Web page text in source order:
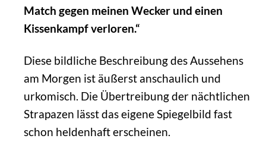
Match gegen meinen Wecker und einen
Kissenkampf verloren.“
Diese bildliche Beschreibung des Aussehens
am Morgen ist äußerst anschaulich und
urkomisch. Die Übertreibung der nächtlichen
Strapazen lässt das eigene Spiegelbild fast
schon heldenhaft erscheinen.